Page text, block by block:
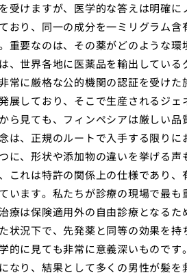
受けますが、医学的な答えは明確に
おり、同一の成分を一ミリグラム含
重要なのは、その薬がどのような環
、世界各地に医薬品を輸出している
常に厳格な公的機関の認証を受けた
展しており、そこで生産されるジ
ら見ても、フィンペシアは厳しい品
は、正規のルートで入手する限りに
に、形状や添加物の違いを挙げる声
これは特許の関係上の仕様であり、
います。私たちが診療の現場で最
療は保険適用外の自由診療となるた
状況下で、先発薬と同等の効果を
的に見ても非常に意義深いものです
なり、結果として多くの男性が髪を